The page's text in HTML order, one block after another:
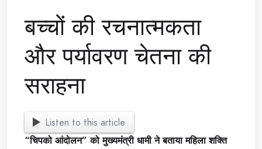
बच्चों की रचनात्मकता
और पर्यावरण चेतना की
सराहना
Listen to this article
“चिपको आंदोलन” को मुख्यमंत्री धामी ने बताया महिला शक्ति